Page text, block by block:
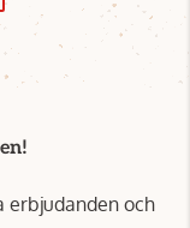
erbjudanden och